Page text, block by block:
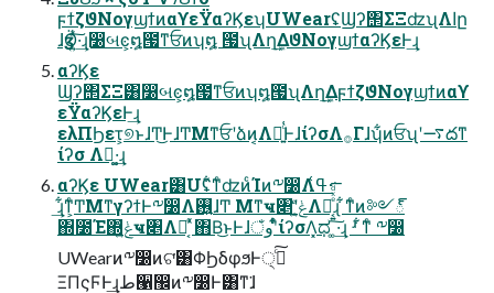
ϝϯζϑΝογϣϯͷαϒεΫαʔϏεʮUWearʢϢʔ΢ΣΞʣʯΛاը
ɺӡӦ͍ͯ͠·͢ɻ෰બͼ͕໘౗ͳਓͷʮ໘ ౗ʯΛղܾ͢ΔϑΝογϣϯαʔϏεͰ͢ɻ
αʔϏε
Ϣʔ΢ΣΞ͸෰બͼ͕໘౗ͳਓͷʮ໘౗ʯΛղܾ͢ΔϝϯζϑΝογϣϯͷαϒ
εΫαʔϏεͰ͢ɻ
ελΠϦετ͕୭ͱɺͲ͜ͰɺͲΜͳਓʹձ͏ͷ͔Λฉ͍ͨ͏͑ͰɺίʔσΛ࡞Γɺʮ͋ͷਓʯʹ࠷దͳ
ίʔσ Λಧ͚·͢ɻ
αʔϏε UWear͸Uʢ͋ͳͨʣͷͨΊͷ༸෰Λߟ͑·
͢ɻ͋ͳ͕ͨͲΜͳγʔϯͰ༸෰Λ࢖͍ɺͲ Μͳҹ৅ʹݟ͍͔ͤͨΛฉ͔͍ͤͯͩ͘͞ɻ ͋ͳͨͷ༻్
΍೰Έ΍ݟ͍ͤͨҹ৅Λฉ͔ͤ ͯ΋Β͏͜ͱͰɺوঁʹ͋ͬͨίʔσΛ͓ಧ ͚͠·͢ɻ ʴ ͋ͳͨ ༸෰
UWearͷ༸෰ͷଟ͘͸ΦϦδφϧͰ੍࡞ͨ͠
ΞΠςϜͰ͢ɻط੡඼ͷ༸෰Ͱ͸ͳ͘ɺ